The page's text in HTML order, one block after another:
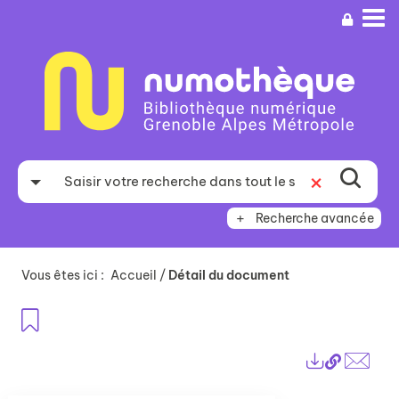
recherche
Recherche avancée
Vous êtes ici : Accueil / Détail du document
Lien